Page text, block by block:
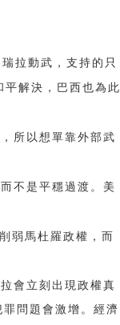
拉動武，支持的只
解決，巴西也為此
所以想單靠外部武
不是平穩過渡。美
弱馬杜羅政權，而
會立刻出現政權真
問題會激增。經濟